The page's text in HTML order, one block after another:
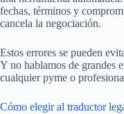
fechas, términos y
cancela la negociación.
Estos errores se pueden
Y no hablamos de grandes
cualquier pyme o
Cómo elegir al traductor